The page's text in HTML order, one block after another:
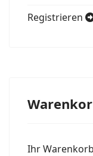
Registrieren
Ihr